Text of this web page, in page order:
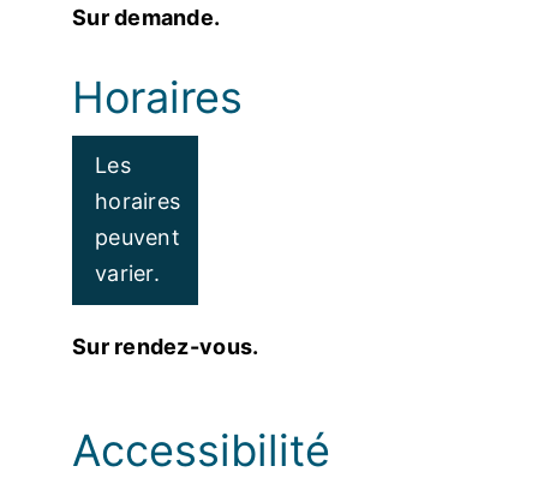
Sur demande.
Horaires
Les
horaires
peuvent
varier.
Sur rendez-vous.
Accessibilité